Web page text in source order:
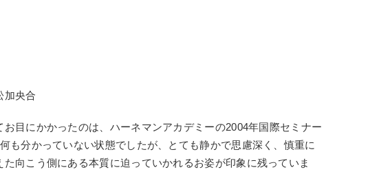
加央合
目にかかったのは、ハーネマンアカデミーの2004年国際セミナー
も分かっていない状態でしたが、とても静かで思慮深く、慎重に
向こう側にある本質に迫っていかれるお姿が印象に残っていま